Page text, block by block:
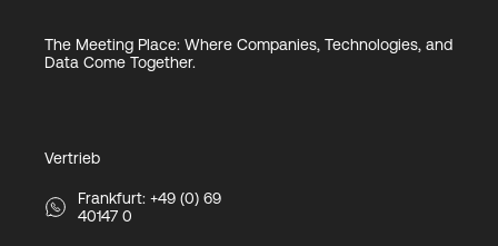
The Meeting Place: Where Companies, Technologies, and
Data Come Together.
Vertrieb
Frankfurt: +49 (0) 69
40147 0